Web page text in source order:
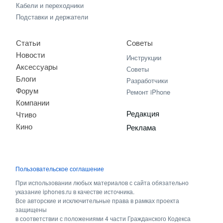
Кабели и переходники
Подставки и держатели
Статьи
Новости
Аксессуары
Блоги
Форум
Компании
Чтиво
Кино
Советы
Инструкции
Советы
Разработчики
Ремонт iPhone
Редакция
Реклама
Пользовательское соглашение
При использовании любых материалов с сайта обязательно
указание iphones.ru в качестве источника.
Все авторские и исключительные права в рамках проекта
защищены
в соответствии с положениями 4 части Гражданского Кодекса